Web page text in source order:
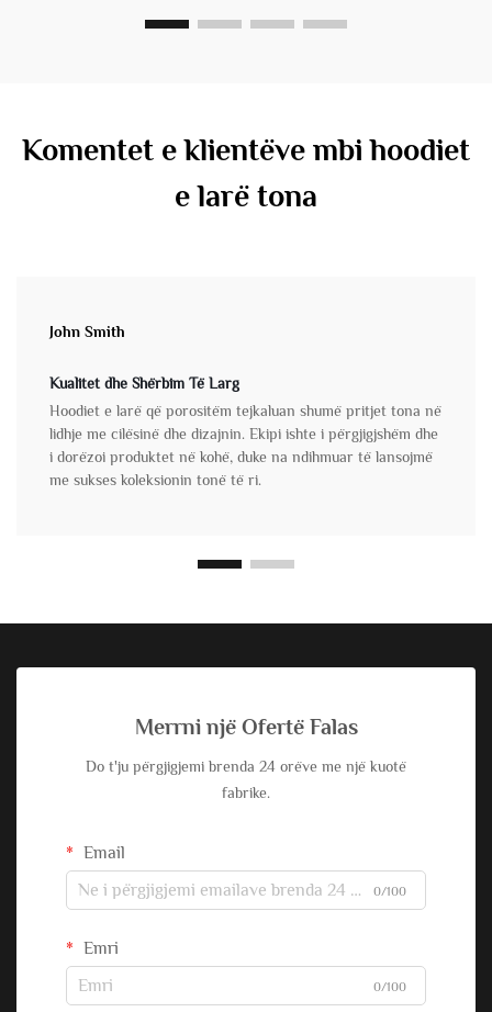
Komentet e klientëve mbi hoodiet
e larë tona
John Smith
Kualitet dhe Shërbim Të Larg
Hoodiet e larë që porositëm tejkaluan shumë pritjet tona në
lidhje me cilësinë dhe dizajnin. Ekipi ishte i përgjigjshëm dhe
i dorëzoi produktet në kohë, duke na ndihmuar të lansojmë
me sukses koleksionin tonë të ri.
Merrni një Ofertë Falas
Do t'ju përgjigjemi brenda 24 orëve me një kuotë
fabrike.
Email
0/100
Emri
0/100